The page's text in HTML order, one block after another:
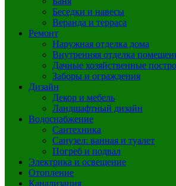
Беседки и навесы
Веранда и терраса
Ремонт
Наружная отделка дома
Внутренняя отделка
Дачные хозяйственные
Заборы и ограждения
Дизайн
Декор и мебель
Ландшафтный дизайн
Водоснабжение
Сантехника
Санузел: ванная и туалет
Погреб и подвал
Электрика и освещение
Отопление
Канализация